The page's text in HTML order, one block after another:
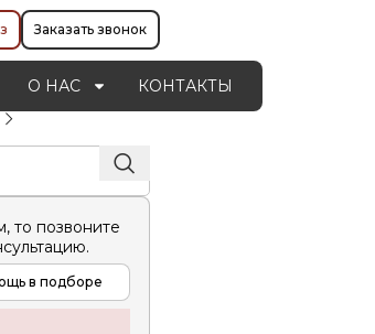
Заказать звонок
О НАС
КОНТАКТЫ
то позвоните
в подборе